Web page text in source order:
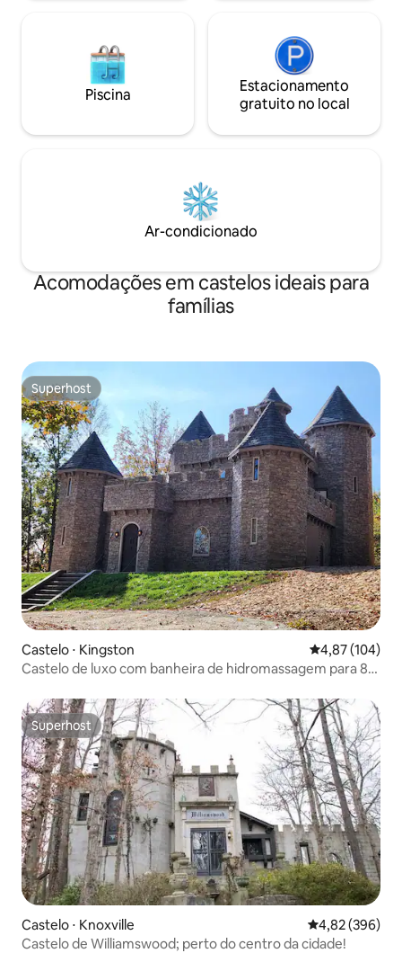
Piscina
Estacionamento
gratuito no local
Ar-condicionado
Acomodações em castelos ideais para
famílias
Superhost
Superhost
Castelo ⋅ Kingston 4,87 de uma
4,87 (104)
Castelo de luxo com banheira de hidromassagem para 8
Superhost
Superhost
Castelo ⋅ Knoxville 4,82 de uma
4,82 (396)
Castelo de Williamswood; perto do centro da cidade!